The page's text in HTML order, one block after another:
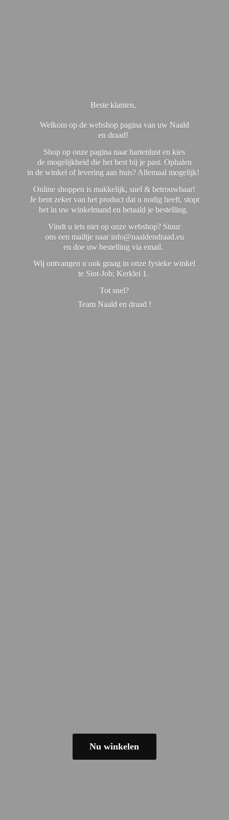
Beste klanten,
Welkom op de webshop pagina van uw Naald
en draad!
Shop op onze pagina naar hartenlust en kies
de mogelijkheid die het best bij je past. Ophalen
in de winkel of levering aan huis? Allemaal mogelijk!
Online shoppen is makkelijk, snel & betrouwbaar!
Je bent zeker van het product dat u nodig heeft, stopt
het in uw winkelmand en betaald je bestelling.
Vindt u iets niet op onze webshop? Stuur
ons een mailtje naar info@naaldendraad.eu
en doe uw bestelling via email.
Wij ontvangen u ook graag in onze fysieke winkel
te Sint-Job; Kerklei 1.
Tot snel?
Team Naald en draad !
Nu winkelen